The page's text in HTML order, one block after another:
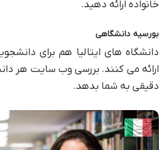
خانواده ارائه دهید.
بورسیه دانشگاهی
دانشگاه های ایتالیا هم برای
ارائه می کنند. بررسی وب سایت هر
دقیقی به شما بدهد.